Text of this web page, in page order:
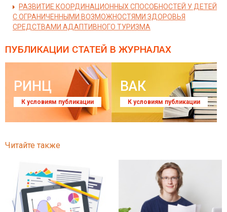
РАЗВИТИЕ КООРДИНАЦИОННЫХ СПОСОБНОСТЕЙ У ДЕТЕЙ
С ОГРАНИЧЕННЫМИ ВОЗМОЖНОСТЯМИ ЗДОРОВЬЯ
СРЕДСТВАМИ АДАПТИВНОГО ТУРИЗМА
ПУБЛИКАЦИИ СТАТЕЙ В ЖУРНАЛАХ
РИНЦ
К условиям публикации
ВАК
К условиям публикации
Читайте также